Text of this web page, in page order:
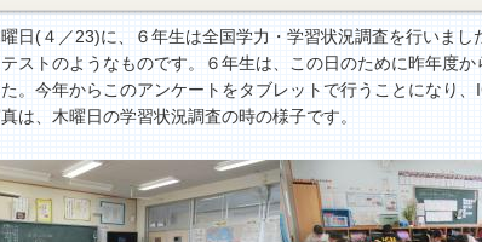
日(４／23)に、６年生は全国学力・学習状況調査を行いま
ストのようなものです。６年生は、この日のために昨年度
。今年からこのアンケートをタブレットで行うことになり
は、木曜日の学習状況調査の時の様子です。